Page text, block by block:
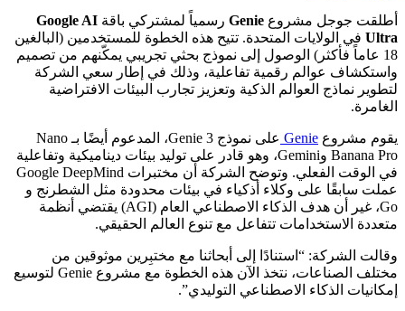
أطلقت جوجل مشروع Genie رسمياً لمشتركي باقة Google AI
Ultra في الولايات المتحدة. تتيح هذه الخطوة للمستخدمين (البالغين
18 عاماً فأكثر) الوصول إلى نموذج بحثي تجريبي يمكّنهم من تصميم
واستكشاف عوالم رقمية تفاعلية، وذلك في إطار سعي الشركة
لتطوير نماذج العوالم الذكية وتعزيز تجارب البيئات الافتراضية
الغامرة.
يقوم مشروع Genie
على نموذج Genie 3، المدعوم أيضًا بـ Nano
Banana Pro وGemini، وهو قادر على توليد بيئات ديناميكية وتفاعلية
في الوقت الفعلي. وتوضح الشركة أن مختبرات Google DeepMind
عملت سابقًا على وكلاء أذكياء في بيئات محدودة مثل الشطرنج و
Go، غير أن هدف الذكاء الاصطناعي العام (AGI) يقتضي أنظمة
متعددة الاستخدامات تتفاعل مع تنوع العالم الحقيقي.
وقالت الشركة: “استنادًا إلى أبحاثنا مع مختبِرين موثوقين من
مختلف الصناعات، نتخذ الآن هذه الخطوة مع مشروع Genie لتوسيع
إمكانيات الذكاء الاصطناعي التوليدي”.